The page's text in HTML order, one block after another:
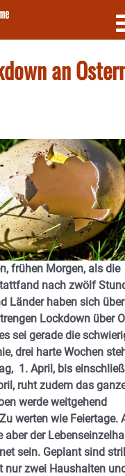
an
frühen Morgen, als die
nach zwölf
Länder haben sich
Lockdown über
sei gerade die
drei harte Wochen
1. April, bis
ruht zudem das
werde weitgehend
werten wie Feiertage.
aber der
sein. Geplant sind
nur zwei Haushalten